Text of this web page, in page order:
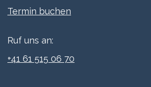
Termi​n buchen
Ruf uns an:
+41 61 515 06 70